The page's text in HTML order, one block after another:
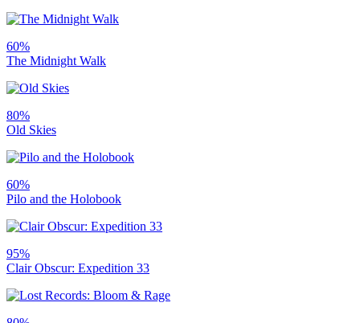
60%
The Midnight Walk
80%
Old Skies
60%
Pilo and the Holobook
95%
Clair Obscur: Expedition 33